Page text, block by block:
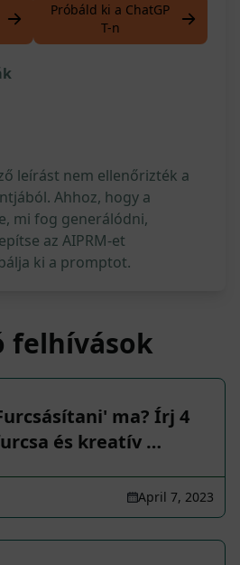
Próbáld ki a ChatGP
T-n
leírást nem ellenőrizték a
Ahhoz, hogy a
mi fog generálódni,
az AIPRM-et
ki a promptot.
felhívások
ma? Írj 4
és kreatív …
April 7, 2023